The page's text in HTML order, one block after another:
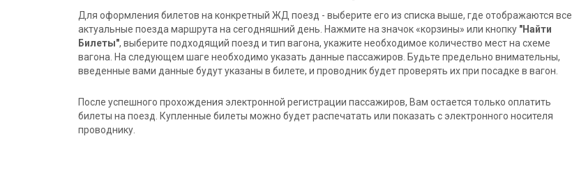
Для оформления билетов на конкретный ЖД поезд - выберите его из списка выше, где отображаются все
актуальные поезда маршрута на сегодняшний день. Нажмите на значок «корзины» или кнопку "Найти
Билеты", выберите подходящий поезд и тип вагона, укажите необходимое количество мест на схеме
вагона. На следующем шаге необходимо указать данные пассажиров. Будьте предельно внимательны,
введенные вами данные будут указаны в билете, и проводник будет проверять их при посадке в вагон.
После успешного прохождения электронной регистрации пассажиров, Вам остается только оплатить
билеты на поезд. Купленные билеты можно будет распечатать или показать с электронного носителя
проводнику.